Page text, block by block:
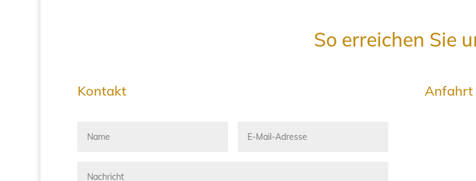
So erreichen Sie
Kontakt Anfahrt